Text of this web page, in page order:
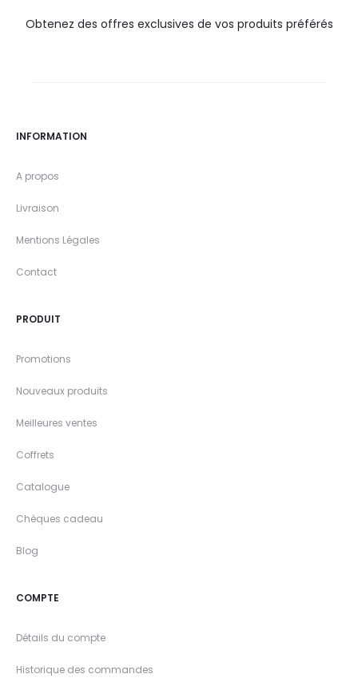
Obtenez des offres exclusives de vos produits préférés
INFORMATION
A propos
Livraison
Mentions Légales
Contact
PRODUIT
Promotions
Nouveaux produits
Meilleures ventes
Coffrets
Catalogue
Chèques cadeau
Blog
COMPTE
Détails du compte
Historique des commandes